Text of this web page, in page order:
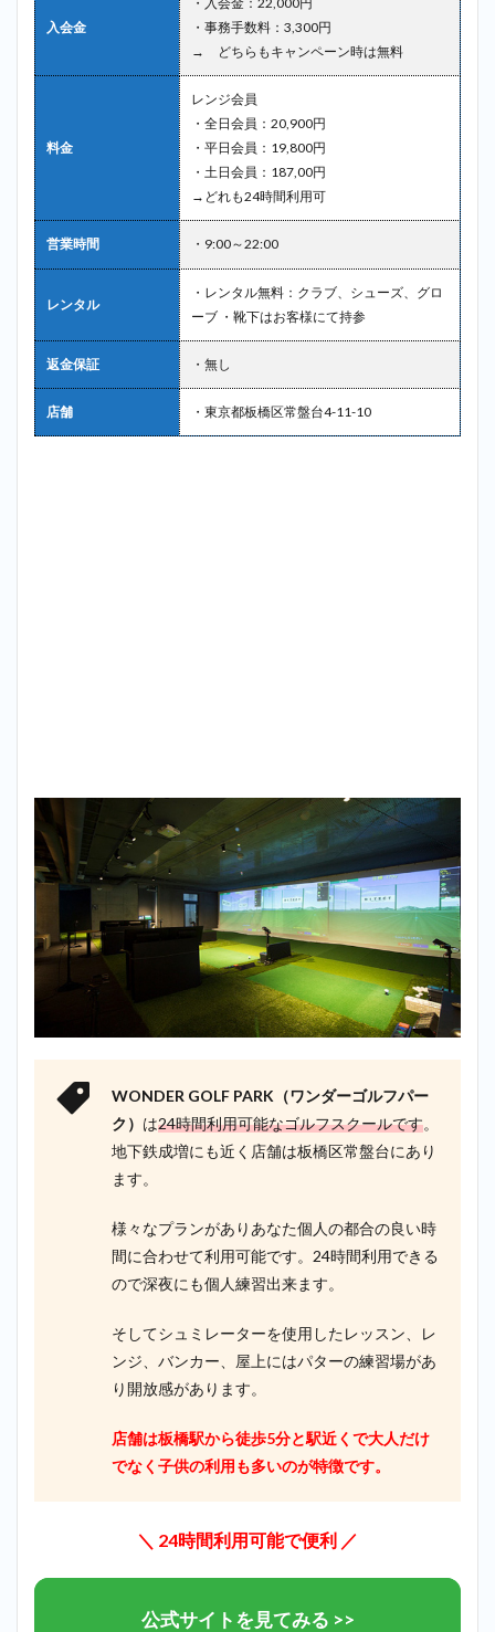
入会金
・事務手数料：3,300円
→ どちらもキャンペーン時は無料
料金
レンジ会員
・全日会員：20,900円
・平日会員：19,800円
・土日会員：187,00円
→どれも24時間利用可
営業時間 ・9:00～22:00
レンタル
・レンタル無料：クラブ、シューズ、グロ
ーブ ・靴下はお客様にて持参
返金保証 ・無し
店舗 ・東京都板橋区常盤台4-11-10
WONDER GOLF PARK（ワンダーゴルフパー
ク） は24時間利用可能なゴルフスクールです。
地下鉄成増にも近く店舗は板橋区常盤台にあり
ます。
様々なプランがありあなた個人の都合の良い時
間に合わせて利用可能です。24時間利用できる
ので深夜にも個人練習出来ます。
そしてシュミレーターを使用したレッスン、レ
ンジ、バンカー、屋上にはパターの練習場があ
り開放感があります。
店舗は板橋駅から徒歩5分と駅近くで大人だけ
でなく子供の利用も多いのが特徴です。
＼ 24時間利用可能で便利 ／
公式サイトを見てみる >>